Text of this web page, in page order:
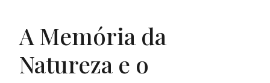
A Memória da
Natureza e o